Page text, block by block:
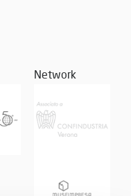
Network